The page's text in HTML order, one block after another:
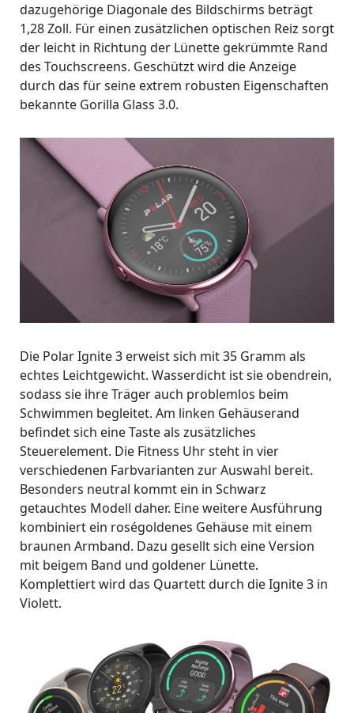
dazugehörige Diagonale des Bildschirms beträgt
1,28 Zoll. Für einen zusätzlichen optischen Reiz sorgt
der leicht in Richtung der Lünette gekrümmte Rand
des Touchscreens. Geschützt wird die Anzeige
durch das für seine extrem robusten Eigenschaften
bekannte Gorilla Glass 3.0.
Die Polar Ignite 3 erweist sich mit 35 Gramm als
echtes Leichtgewicht. Wasserdicht ist sie obendrein,
sodass sie ihre Träger auch problemlos beim
Schwimmen begleitet. Am linken Gehäuserand
befindet sich eine Taste als zusätzliches
Steuerelement. Die Fitness Uhr steht in vier
verschiedenen Farbvarianten zur Auswahl bereit.
Besonders neutral kommt ein in Schwarz
getauchtes Modell daher. Eine weitere Ausführung
kombiniert ein roségoldenes Gehäuse mit einem
braunen Armband. Dazu gesellt sich eine Version
mit beigem Band und goldener Lünette.
Komplettiert wird das Quartett durch die Ignite 3 in
Violett.